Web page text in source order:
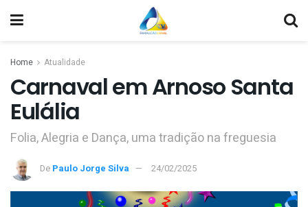
Home Atualidade
Carnaval em Arnoso Santa
Eulália
Folia, Alegria e Dança, uma tradição na freguesia
De Paulo Jorge Silva 24/02/2025